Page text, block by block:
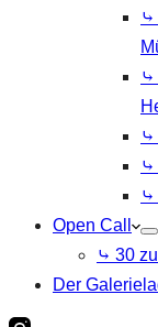
⤷
⤷
⤷
⤷
⤷
Open Call
⤷ 30
Der